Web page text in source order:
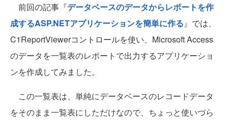
前回の記事『データベースのデータからレポートを作
成するASP.NETアプリケーションを簡単に作る』では、
C1ReportViewerコントロールを使い、Microsoft Access
のデータを一覧表のレポートで出力するアプリケーショ
ンを作成してみました。
この一覧表は、単純にデータベースのレコードデータ
をそのまま一覧表にしただけなので、ちょっと使いづら